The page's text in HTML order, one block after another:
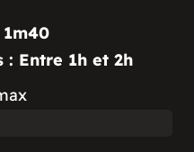
: Entre 1h et 2h